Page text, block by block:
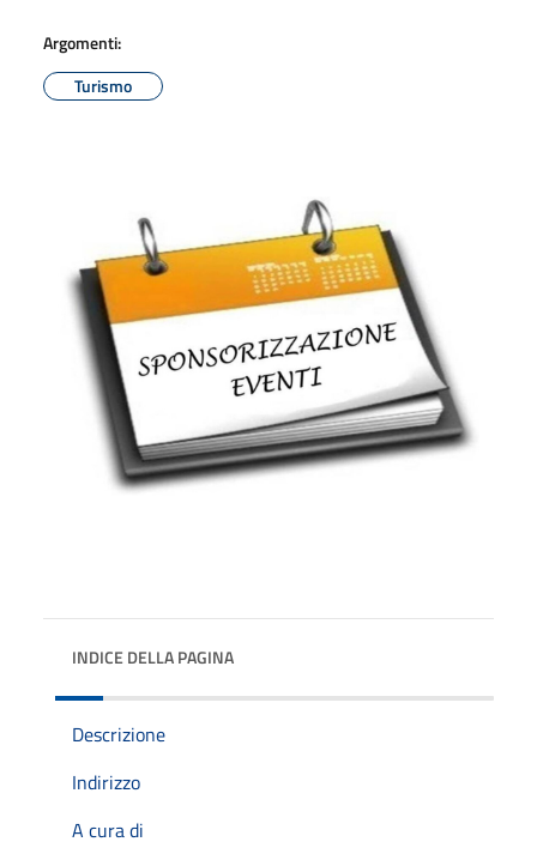
Argomenti:
Turismo
INDICE DELLA PAGINA
Descrizione
Indirizzo
A cura di